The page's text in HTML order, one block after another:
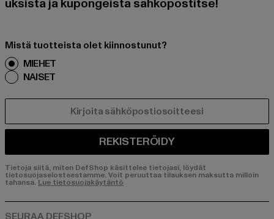
uksista ja kupongeista sähköpostitse!
Mistä tuotteista olet kiinnostunut?
MIEHET
NAISET
REKISTERÖIDY
Tietoja siitä, miten DefShop käsittelee tietojasi, löydät
tietosuojaselosteestamme. Voit peruuttaa tilauksen maksutta milloin
tahansa. Lue tietosuojakäytäntö